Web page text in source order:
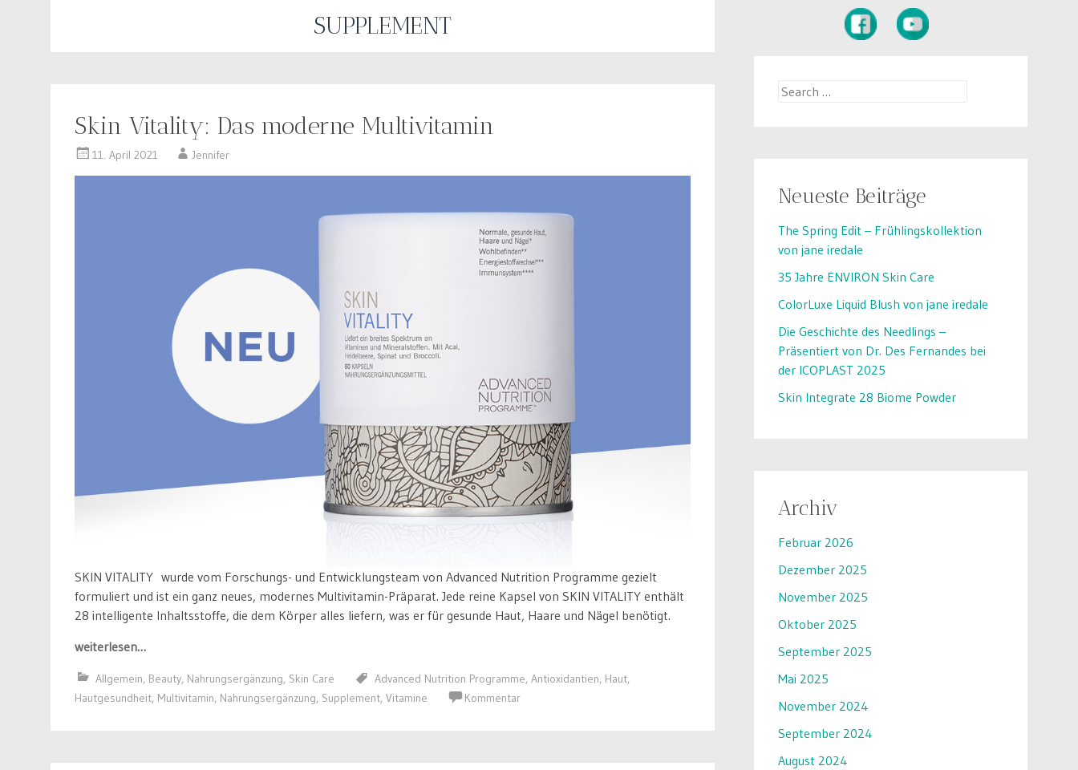
SUPPLEMENT
Skin Vitality: Das moderne Multivitamin
11. April 2021 Jennifer
SKIN VITALITY wurde vom Forschungs- und Entwicklungsteam von Advanced Nutrition Programme gezielt
formuliert und ist ein ganz neues, modernes Multivitamin-Präparat. Jede reine Kapsel von SKIN VITALITY enthält
28 intelligente Inhaltsstoffe, die dem Körper alles liefern, was er für gesunde Haut, Haare und Nägel benötigt.
weiterlesen…
Allgemein, Beauty, Nahrungsergänzung, Skin Care Advanced Nutrition Programme, Antioxidantien, Haut,
Hautgesundheit, Multivitamin, Nahrungsergänzung, Supplement, Vitamine Kommentar
Search
Neueste Beiträge
The Spring Edit – Frühlingskollektion
von jane iredale
35 Jahre ENVIRON Skin Care
ColorLuxe Liquid Blush von jane iredale
Die Geschichte des Needlings –
Präsentiert von Dr. Des Fernandes bei
der ICOPLAST 2025
Skin Integrate 28 Biome Powder
Archiv
Februar 2026
Dezember 2025
November 2025
Oktober 2025
September 2025
Mai 2025
November 2024
September 2024
August 2024